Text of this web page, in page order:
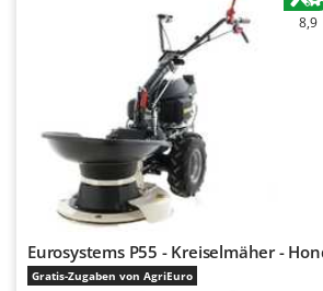
New O.M.R.A.
Nilfisk
Ninja
Novatec
Novital
NuAir
8,9
Eurosystems P55 - Kreiselmäher -
Gratis-Zugaben von AgriEuro